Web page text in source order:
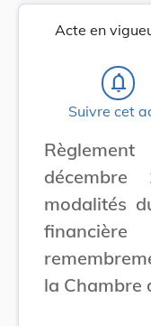
Acte en
notifications_none
Suivre cet
décembre
modalités
la Chambre